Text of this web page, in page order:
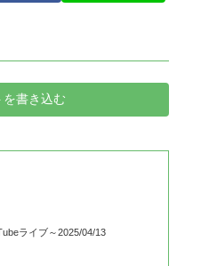
を書き込む
ライブ～2025/04/13